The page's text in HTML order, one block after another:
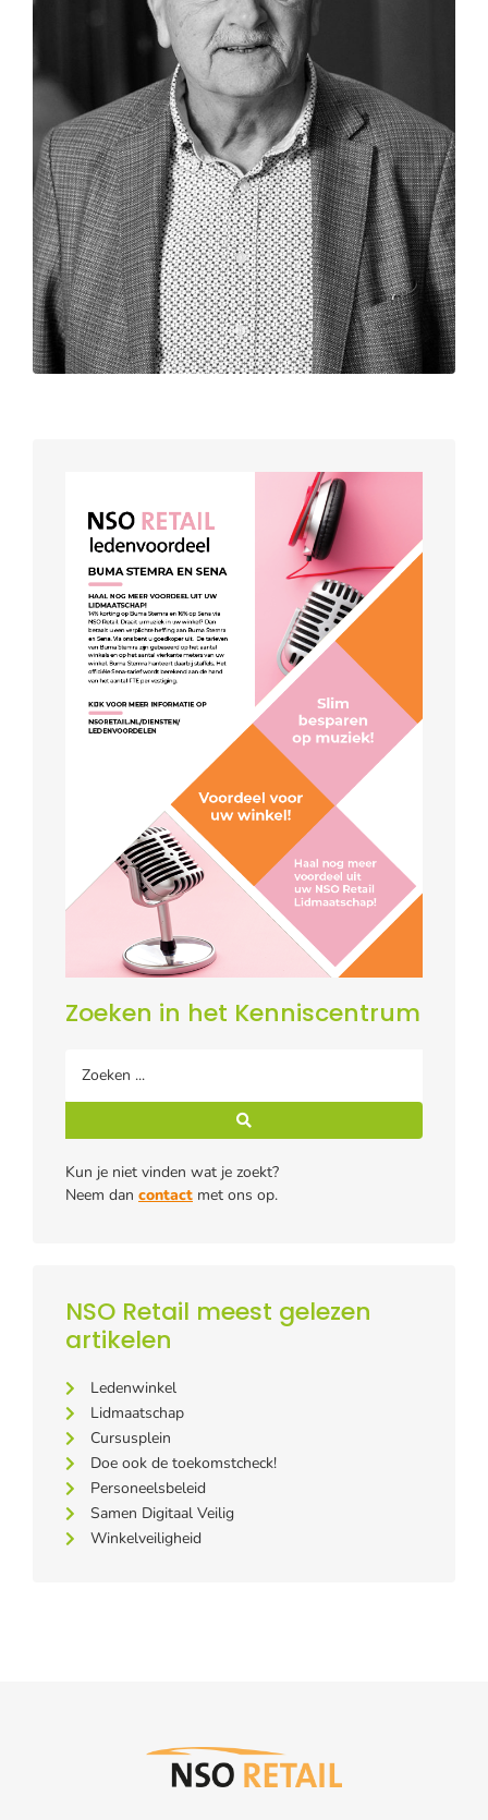
Zoeken in het Kenniscentrum
Kun je niet vinden wat je zoekt?
Neem dan contact met ons op.
NSO Retail meest gelezen
artikelen
Ledenwinkel
Lidmaatschap
Cursusplein
Doe ook de toekomstcheck!
Personeelsbeleid
Samen Digitaal Veilig
Winkelveiligheid